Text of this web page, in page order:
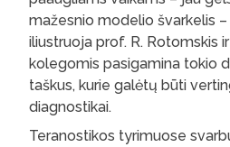
mažesnio modelio švarkelis –
iliustruoja prof. R. Rotomskis
kolegomis pasigamina tokio
taškus, kurie galėtų būti
diagnostikai.
Teranostikos tyrimuose